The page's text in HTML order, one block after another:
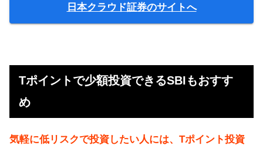
日本クラウド証券のサイトへ
Tポイントで少額投資できるSBIもおすす
め
気軽に低リスクで投資したい人には、Tポイント投資